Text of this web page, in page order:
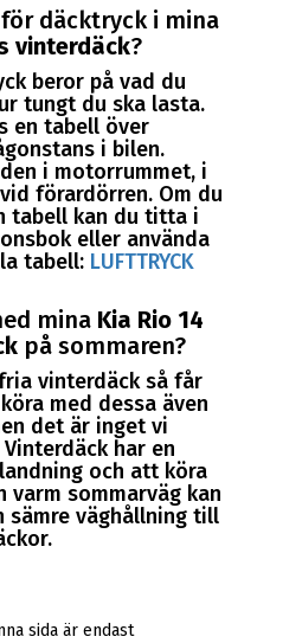
för däcktryck i mina
vinterdäck?
beror på vad du
tungt du ska lasta.
en tabell över
i bilen.
i motorrummet, i
förardörren. Om du
tabell kan du titta i
eller använda
tabell: LUFTTRYCK
mina Kia Rio 14
på sommaren?
vinterdäck så får
med dessa även
det är inget vi
har en
och att köra
varm sommarväg kan
väghållning till
sida är endast